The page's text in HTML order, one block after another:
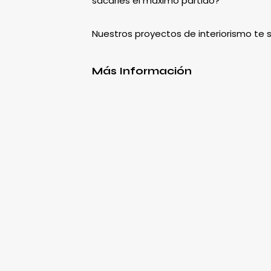
Nuestros proyectos de interiorismo te
Más Información